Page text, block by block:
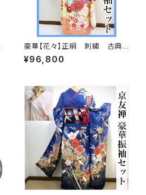
豪華【花々】正絹 刺繍 古典
柄 振袖セット s703
¥96,800